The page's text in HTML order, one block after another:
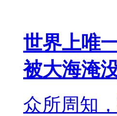
世界上唯
被大海淹
众所周知